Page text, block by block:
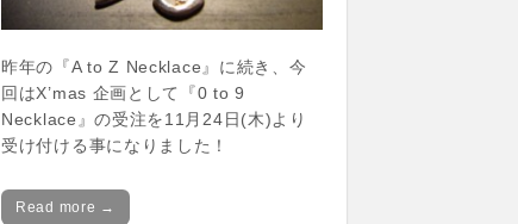
昨年の『A to Z Necklace』に続き、今
回はX’mas 企画として『0 to 9
Necklace』の受注を11月24日(木)より
受け付ける事になりました！
Read more →